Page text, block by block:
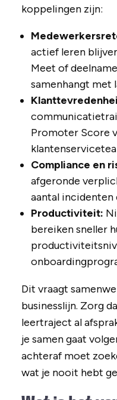
koppelingen zijn:
actief leren
Meet of
samenhangt met
Promoter Score
Compliance en
afgeronde
aantal incidenten
Productiviteit:
bereiken sneller
Dit vraagt
businesslijn. Zorg
leertraject al
je samen gaat
achteraf moet
wat je nooit hebt